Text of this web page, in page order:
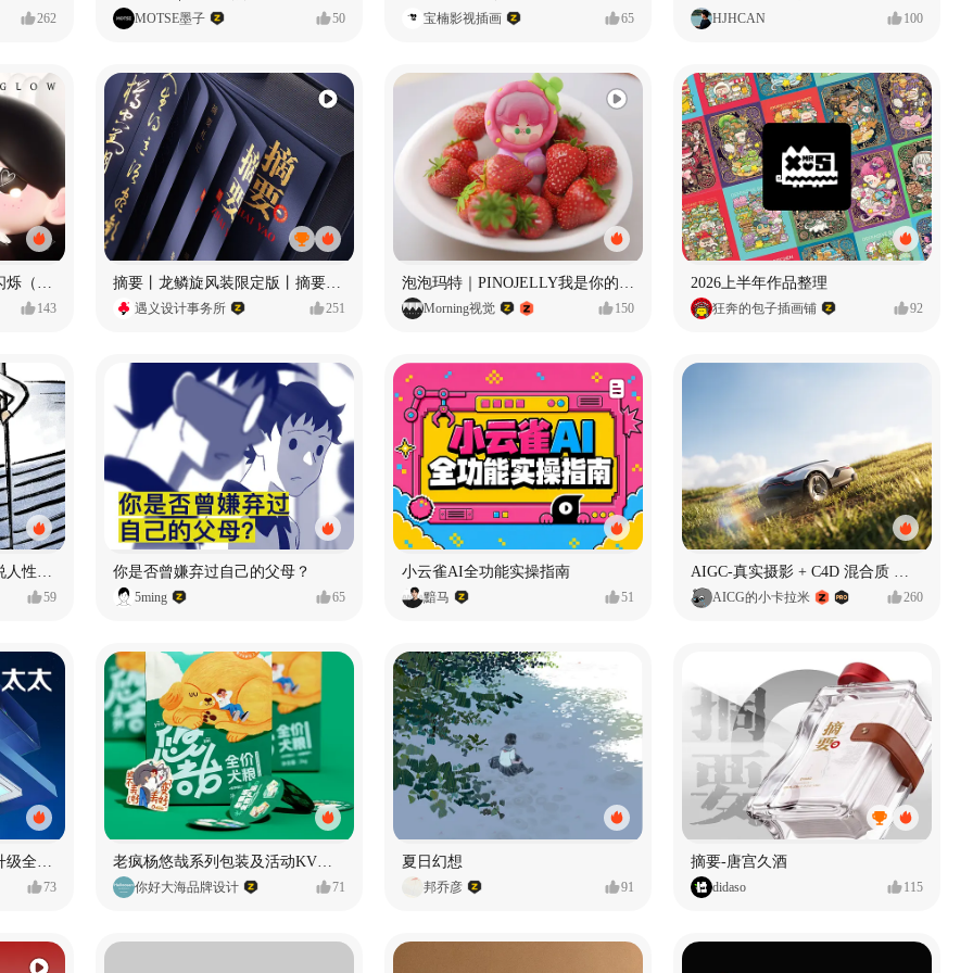
262 MOTSE墨子 50 宝楠影视插画 65 HJHCAN 100
143 遇义设计事务所 251 Morning视觉 150
2026上半年作品整理
狂奔的包子插画铺 92
漫画：品读东野圭吾，画说人性百态
59
你是否曾嫌弃过自己的父母？
5ming 65
小云雀AI全功能实操指南
黯马 51
AIGC-真实摄影 + C4D 混合质 能让 AI 产品图更好吗?
AICG的小卡拉米 260
73 你好大海品牌设计 71
夏日幻想
邦乔彦 91
摘要-唐宫久酒
didaso 115